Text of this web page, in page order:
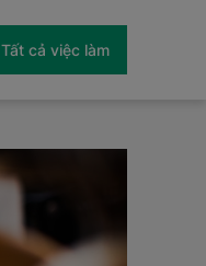
Tất cả việc làm